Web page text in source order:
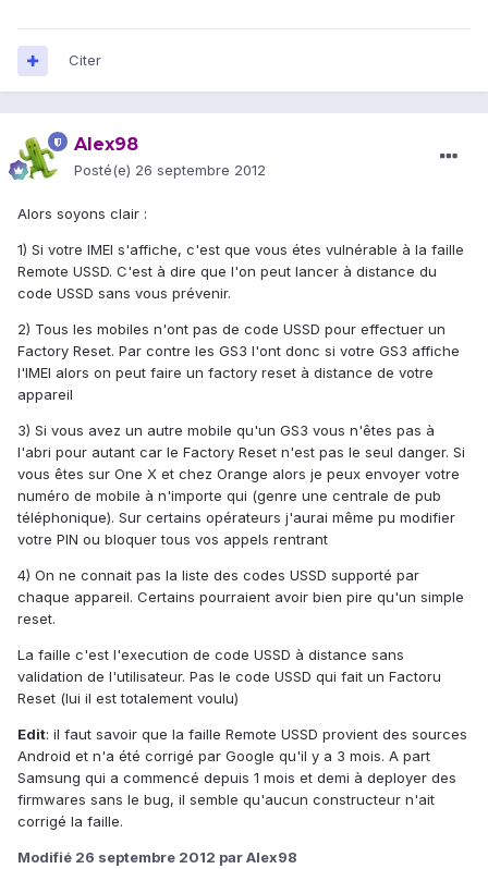
Citer
Alex98
Posté(e) 26 septembre 2012
Alors soyons clair :
1) Si votre IMEI s'affiche, c'est que vous étes vulnérable à la faille
Remote USSD. C'est à dire que l'on peut lancer à distance du
code USSD sans vous prévenir.
2) Tous les mobiles n'ont pas de code USSD pour effectuer un
Factory Reset. Par contre les GS3 l'ont donc si votre GS3 affiche
l'IMEI alors on peut faire un factory reset à distance de votre
appareil
3) Si vous avez un autre mobile qu'un GS3 vous n'êtes pas à
l'abri pour autant car le Factory Reset n'est pas le seul danger. Si
vous êtes sur One X et chez Orange alors je peux envoyer votre
numéro de mobile à n'importe qui (genre une centrale de pub
téléphonique). Sur certains opérateurs j'aurai même pu modifier
votre PIN ou bloquer tous vos appels rentrant
4) On ne connait pas la liste des codes USSD supporté par
chaque appareil. Certains pourraient avoir bien pire qu'un simple
reset.
La faille c'est l'execution de code USSD à distance sans
validation de l'utilisateur. Pas le code USSD qui fait un Factoru
Reset (lui il est totalement voulu)
Edit: il faut savoir que la faille Remote USSD provient des sources
Android et n'a été corrigé par Google qu'il y a 3 mois. A part
Samsung qui a commencé depuis 1 mois et demi à deployer des
firmwares sans le bug, il semble qu'aucun constructeur n'ait
corrigé la faille.
Modifié 26 septembre 2012 par Alex98